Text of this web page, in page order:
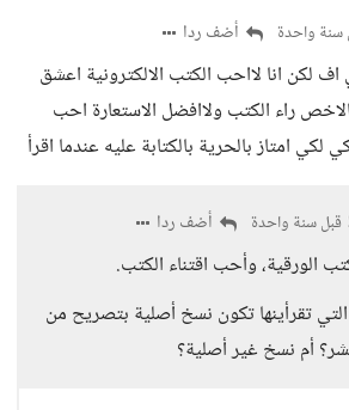
سنة واحدة أضف ردا
لكن انا لااحب الكتب الالكترونية اعشق
راء الكتب ولاافضل الاستعارة احب
لكي امتاز بالحرية بالكتابة عليه عندما اقرأ
قبل سنة واحدة أضف ردا
الورقية، وأحب اقتناء الكتب.
هل كتب الـpdf التي تقرأينها تكون نسخ أصلية بتصريح من
أم نسخ غير أصلية؟